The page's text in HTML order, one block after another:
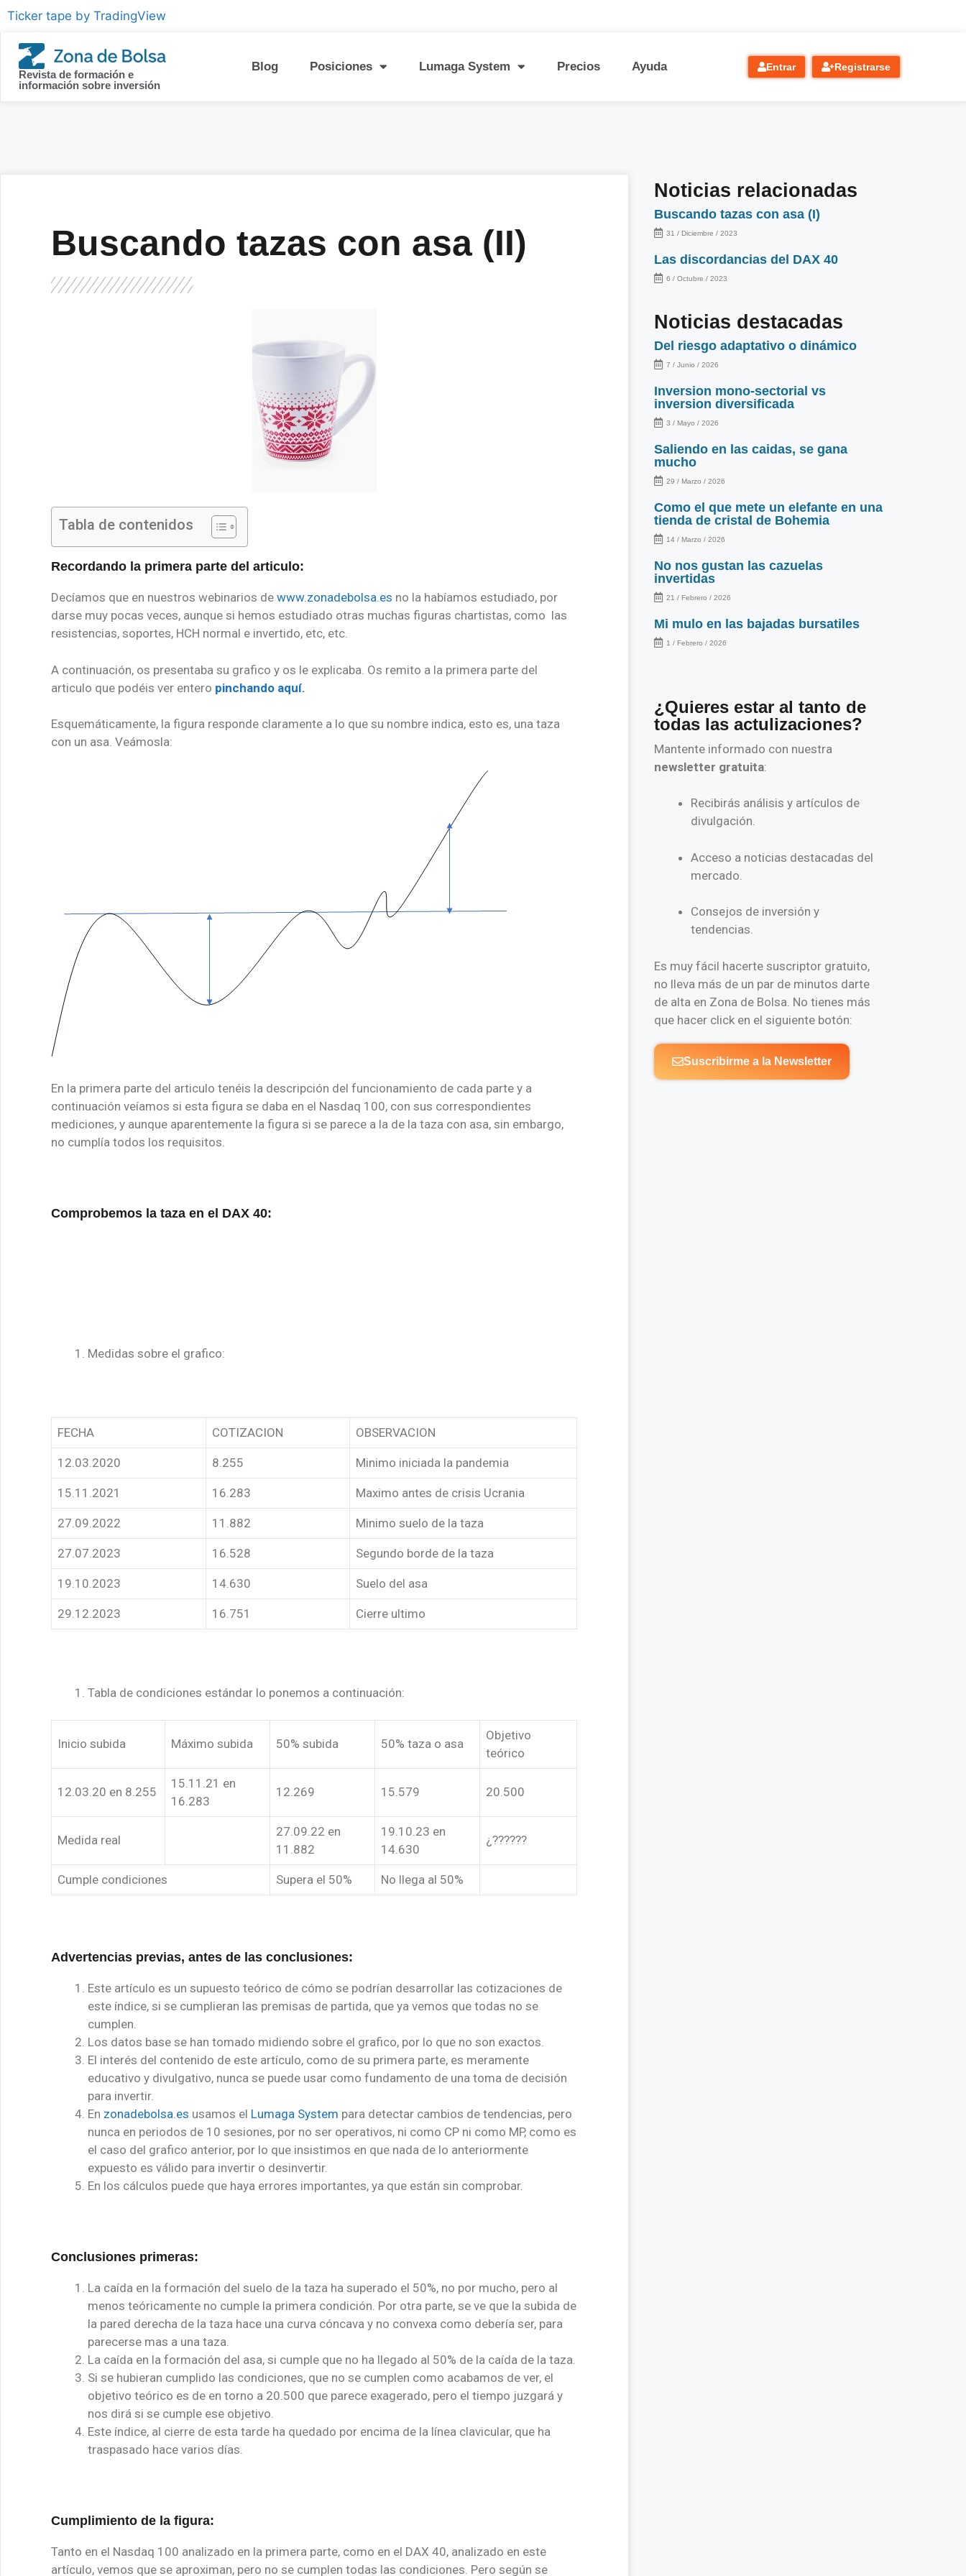
contenido
Ticker tape by TradingView
Revista de formación e
información sobre inversión
Blog Posiciones Lumaga System Precios Ayuda Entrar Registrarse
Buscando tazas con asa (II)
Tabla de contenidos
Recordando la primera parte del articulo:
Decíamos que en nuestros webinarios de www.zonadebolsa.es no la habíamos estudiado, por
darse muy pocas veces, aunque si hemos estudiado otras muchas figuras chartistas, como las
resistencias, soportes, HCH normal e invertido, etc, etc.
A continuación, os presentaba su grafico y os le explicaba. Os remito a la primera parte del
articulo que podéis ver entero pinchando aquí.
Esquemáticamente, la figura responde claramente a lo que su nombre indica, esto es, una taza
con un asa. Veámosla:
En la primera parte del articulo tenéis la descripción del funcionamiento de cada parte y a
continuación veíamos si esta figura se daba en el Nasdaq 100, con sus correspondientes
mediciones, y aunque aparentemente la figura si se parece a la de la taza con asa, sin embargo,
no cumplía todos los requisitos.
Comprobemos la taza en el DAX 40:
Medidas sobre el grafico:
FECHA COTIZACION OBSERVACION
12.03.2020 8.255 Minimo iniciada la pandemia
15.11.2021 16.283 Maximo antes de crisis Ucrania
27.09.2022 11.882 Minimo suelo de la taza
27.07.2023 16.528 Segundo borde de la taza
19.10.2023 14.630 Suelo del asa
29.12.2023 16.751 Cierre ultimo
Tabla de condiciones estándar lo ponemos a continuación:
Inicio subida Máximo subida 50% subida 50% taza o asa
Objetivo
teórico
12.03.20 en 8.255
15.11.21 en
16.283
12.269 15.579 20.500
Medida real
27.09.22 en
11.882
19.10.23 en
14.630
¿??????
Cumple condiciones Supera el 50% No llega al 50%
Advertencias previas, antes de las conclusiones:
Este artículo es un supuesto teórico de cómo se podrían desarrollar las cotizaciones de
este índice, si se cumplieran las premisas de partida, que ya vemos que todas no se
cumplen.
Los datos base se han tomado midiendo sobre el grafico, por lo que no son exactos.
El interés del contenido de este artículo, como de su primera parte, es meramente
educativo y divulgativo, nunca se puede usar como fundamento de una toma de decisión
para invertir.
En zonadebolsa.es usamos el Lumaga System para detectar cambios de tendencias, pero
nunca en periodos de 10 sesiones, por no ser operativos, ni como CP ni como MP, como es
el caso del grafico anterior, por lo que insistimos en que nada de lo anteriormente
expuesto es válido para invertir o desinvertir.
En los cálculos puede que haya errores importantes, ya que están sin comprobar.
Conclusiones primeras:
La caída en la formación del suelo de la taza ha superado el 50%, no por mucho, pero al
menos teóricamente no cumple la primera condición. Por otra parte, se ve que la subida de
la pared derecha de la taza hace una curva cóncava y no convexa como debería ser, para
parecerse mas a una taza.
La caída en la formación del asa, si cumple que no ha llegado al 50% de la caída de la taza.
Si se hubieran cumplido las condiciones, que no se cumplen como acabamos de ver, el
objetivo teórico es de en torno a 20.500 que parece exagerado, pero el tiempo juzgará y
nos dirá si se cumple ese objetivo.
Este índice, al cierre de esta tarde ha quedado por encima de la línea clavicular, que ha
traspasado hace varios días.
Cumplimiento de la figura:
Tanto en el Nasdaq 100 analizado en la primera parte, como en el DAX 40, analizado en este
artículo, vemos que se aproximan, pero no se cumplen todas las condiciones. Pero según se
Noticias relacionadas
Buscando tazas con asa (I)
31 / Diciembre / 2023
Las discordancias del DAX 40
6 / Octubre / 2023
Noticias destacadas
Del riesgo adaptativo o dinámico
7 / Junio / 2026
Inversion mono-sectorial vs
inversion diversificada
3 / Mayo / 2026
Saliendo en las caidas, se gana
mucho
29 / Marzo / 2026
Como el que mete un elefante en una
tienda de cristal de Bohemia
14 / Marzo / 2026
No nos gustan las cazuelas
invertidas
21 / Febrero / 2026
Mi mulo en las bajadas bursatiles
1 / Febrero / 2026
¿Quieres estar al tanto de
todas las actulizaciones?
Mantente informado con nuestra
newsletter gratuita:
Recibirás análisis y artículos de
divulgación.
Acceso a noticias destacadas del
mercado.
Consejos de inversión y
tendencias.
Es muy fácil hacerte suscriptor gratuito,
no lleva más de un par de minutos darte
de alta en Zona de Bolsa. No tienes más
que hacer click en el siguiente botón:
Suscribirme a la Newsletter